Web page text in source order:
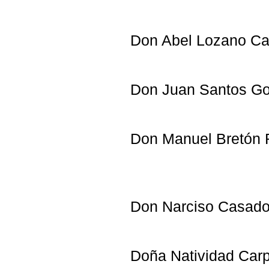
Don Abel Lozano
Don Juan Santos
Don Manuel
Don
Doña